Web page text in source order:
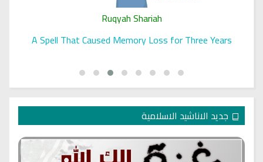
Ruqyah Shariah
A Spell That Caused Memory Loss for Three Years
جديد الاناشيد الاسلامية